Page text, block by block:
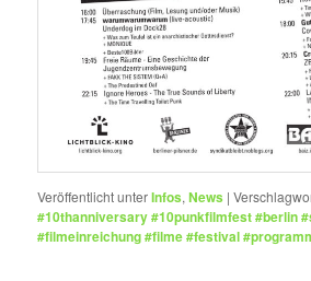
Veröffentlicht unterInfos,News |
#10thanniversary #10punkfilmfest #berlin
#filmeinreichung #filme #festival